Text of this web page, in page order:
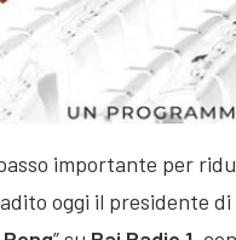
importante per
oggi il presidente